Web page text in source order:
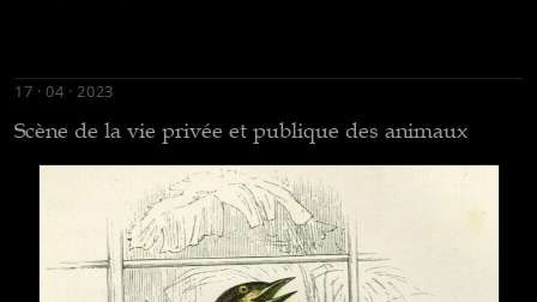
17 · 04 · 2023
Scène de la vie privée et publique des animaux